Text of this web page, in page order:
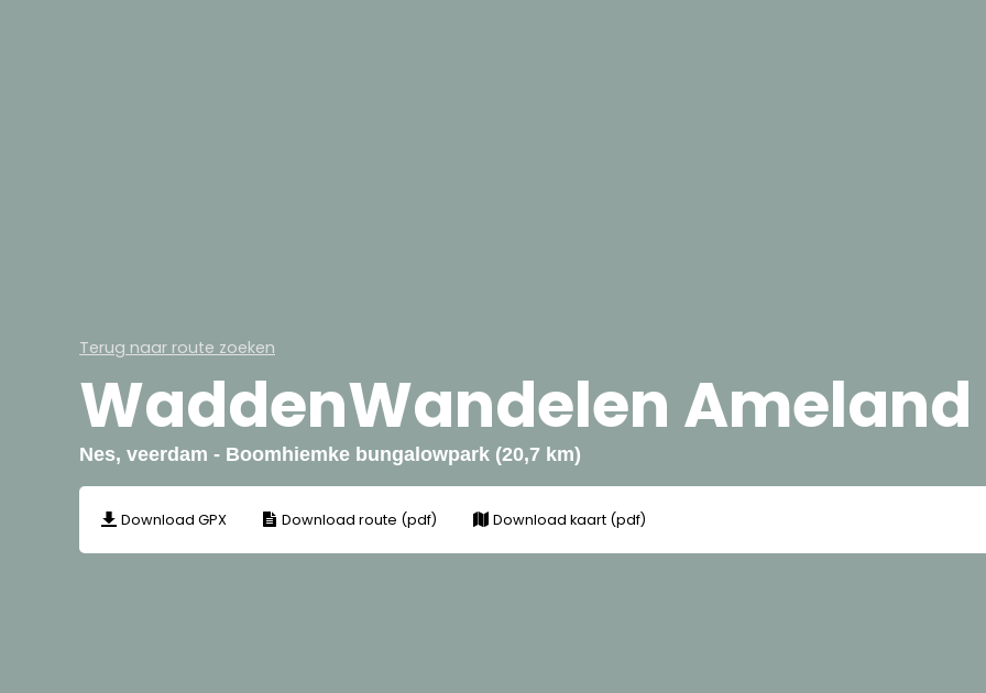
Terug naar route zoeken
WaddenWandelen Ameland
Nes, veerdam - Boomhiemke bungalowpark (20,7 km)
Download GPX Download route (pdf) Download kaart (pdf)